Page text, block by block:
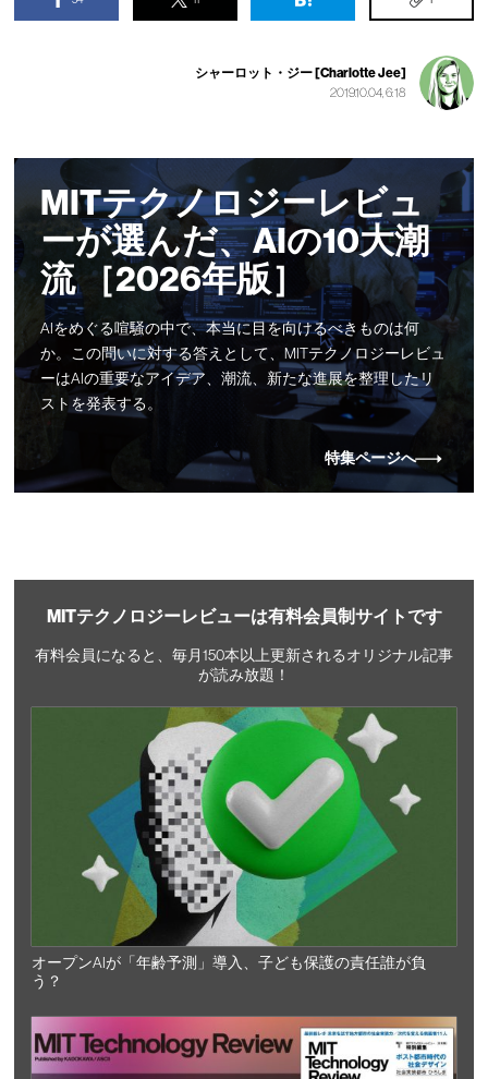
シャーロット・ジー [Charlotte Jee]
2019.10.04, 6:18
MITテクノロジーレビュ
ーが選んだ、AIの10大潮
流 ［2026年版］
AIをめぐる喧騒の中で、本当に目を向けるべきものは何
か。この問いに対する答えとして、MITテクノロジーレビュ
ーはAIの重要なアイデア、潮流、新たな進展を整理したリ
ストを発表する。
特集ページへ
MITテクノロジーレビューは有料会員制サイトです
有料会員になると、毎月150本以上更新されるオリジナル記事
が読み放題！
オープンAIが「年齢予測」導入、子ども保護の責任誰が負
う？